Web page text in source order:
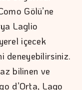
Gölü’ne
Laglio
içecek
deneyebilirsiniz.
bilinen ve
d’Orta, Lago